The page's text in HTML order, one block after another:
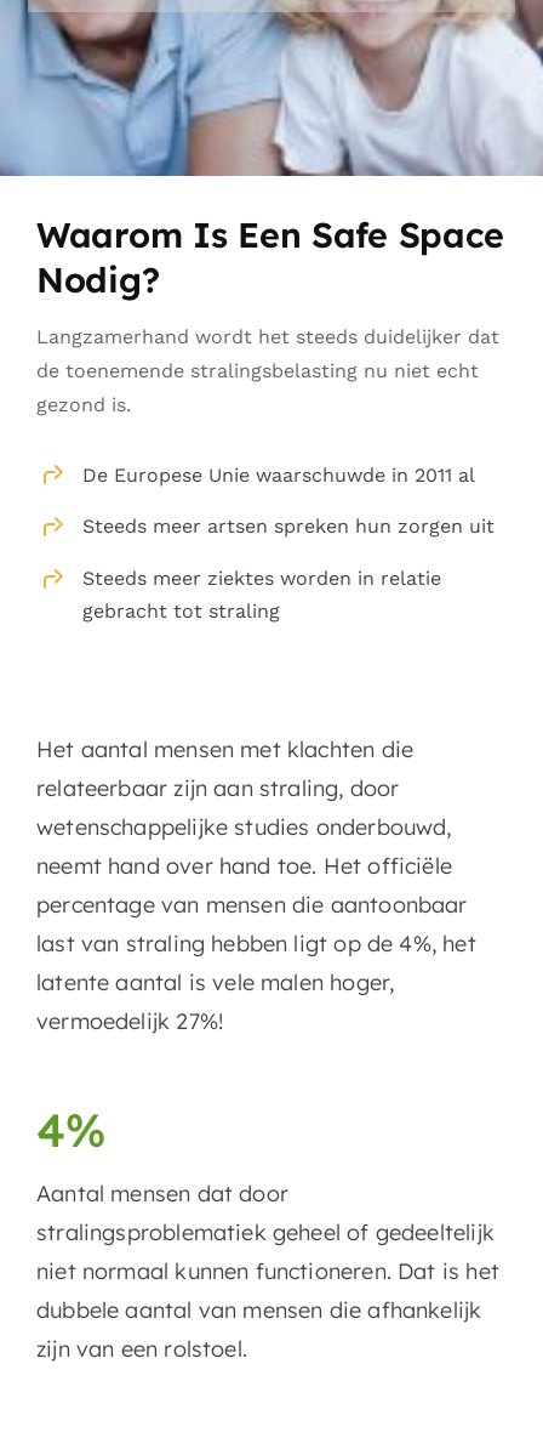
Shop – Bescherming huisdieren
Producten (alles)
Winkelwagen
Waarom Memon
Memon werking
Memon bedrijf
FAQ
Search
Waarom Is Een Safe Space
Nodig?
Langzamerhand wordt het steeds duidelijker dat
de toenemende stralingsbelasting nu niet echt
gezond is.
De Europese Unie waarschuwde in 2011 al
Steeds meer artsen spreken hun zorgen uit
Steeds meer ziektes worden in relatie
gebracht tot straling
Het aantal mensen met klachten die
relateerbaar zijn aan straling, door
wetenschappelijke studies onderbouwd,
neemt hand over hand toe. Het officiële
percentage van mensen die aantoonbaar
last van straling hebben ligt op de 4%, het
latente aantal is vele malen hoger,
vermoedelijk 27%!
4%
Aantal mensen dat door
stralingsproblematiek geheel of gedeeltelijk
niet normaal kunnen functioneren. Dat is het
dubbele aantal van mensen die afhankelijk
zijn van een rolstoel.